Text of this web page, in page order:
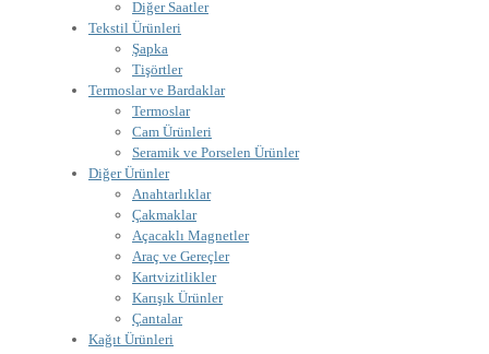
Diğer Saatler
Tekstil Ürünleri
Şapka
Tişörtler
Termoslar ve Bardaklar
Termoslar
Cam Ürünleri
Seramik ve Porselen Ürünler
Diğer Ürünler
Anahtarlıklar
Çakmaklar
Açacaklı Magnetler
Araç ve Gereçler
Kartvizitlikler
Karışık Ürünler
Çantalar
Kağıt Ürünleri